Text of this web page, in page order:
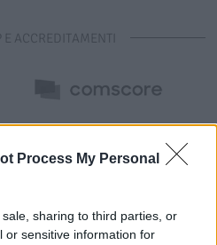
Process My Personal
sharing to third parties, or
or sensitive information for
ACCREDITAMENTI